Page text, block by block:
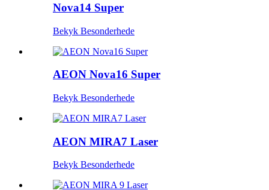
Nova14 Super
Bekyk Besonderhede
AEON Nova16 Super
Bekyk Besonderhede
AEON MIRA7 Laser
Bekyk Besonderhede